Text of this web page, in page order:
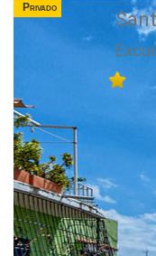
Privado